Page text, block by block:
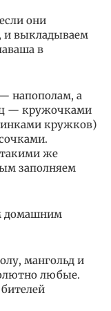
они
и выкладываем
в
напополам, а
— кружочками
кружков)
же
заполняем
домашним
мангольд и
любые.